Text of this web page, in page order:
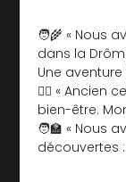
🧑‍🌾 « Nous
dans la
Une
🧘‍♀️ « Ancien
bien-être.
🧑‍🏫 « Nous
découvertes